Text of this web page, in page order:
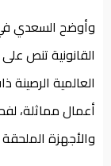
وأوضح السعدي في
القانونية تنص
العالمية الرصينة
أعمال مماثلة،
والأجهزة الملحقة